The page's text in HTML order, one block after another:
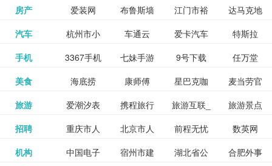
电影电视
剧，顺便
打分、写
味，豆瓣
辅助神器 网站
完结txt小
说-书本网
院
海淘 淘网 网 靓汤官网
淘宝 更多>>
房产 爱装网 布鲁斯墙
纸
江门市裕
华墙纸
达马克地
产
格莱美墙
纸
更多>>
汽车 杭州市小
客车总量
调控管理
车通云 爱卡汽车
导购
特斯拉
百度有驾
网
更多>>
手机 3367手机
游戏
七妹手游 9号下载
任万堂
游戏邦
更多>>
美食 海底捞 康师傅 星巴克咖
啡
麦当劳官
网
心食谱网 更多>>
旅游 爱潮汐表 携程旅行
网
旅游互联_
景点门票
预订
旅游景点
点评-猫途
鹰
北京旅游
网
更多>>
招聘 重庆市人
力资源和
北京市人
力资源和
前程无忧
招聘网
数英网
聘才网
更多>>
机构 中国电子 宿州市建 湖北省公 合肥外事